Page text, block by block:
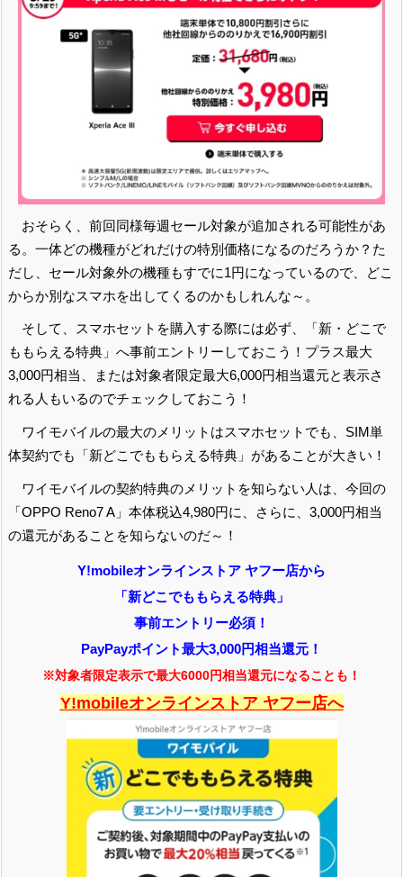
おそらく、前回同様毎週セール対象が追加される可能性があ
る。一体どの機種がどれだけの特別価格になるのだろうか？た
だし、セール対象外の機種もすでに1円になっているので、どこ
からか別なスマホを出してくるのかもしれんな～。
そして、スマホセットを購入する際には必ず、「新・どこで
ももらえる特典」へ事前エントリーしておこう！プラス最大
3,000円相当、または対象者限定最大6,000円相当還元と表示さ
れる人もいるのでチェックしておこう！
ワイモバイルの最大のメリットはスマホセットでも、SIM単
体契約でも「新どこでももらえる特典」があることが大きい！
ワイモバイルの契約特典のメリットを知らない人は、今回の
「OPPO Reno7 A」本体税込4,980円に、さらに、3,000円相当
の還元があることを知らないのだ～！
Y!mobileオンラインストア ヤフー店から
「新どこでももらえる特典」
事前エントリー必須！
PayPayポイント最大3,000円相当還元！
※対象者限定表示で最大6000円相当還元になることも！
Y!mobileオンラインストア ヤフー店へ